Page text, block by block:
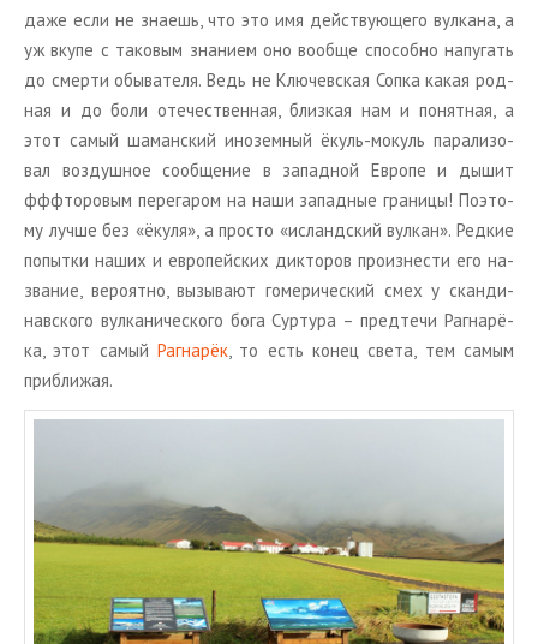
даже если не зна­ешь, что это имя дей­ству­ю­ще­го вул­ка­на, а
уж вкупе с та­ко­вым зна­ни­ем оно во­об­ще спо­соб­но на­пу­гать
до смер­ти обы­ва­те­ля. Ведь не Клю­чев­ская Сопка какая род­
ная и до боли оте­че­ствен­ная, близ­кая нам и по­нят­ная, а
этот самый ша­ман­ский ино­зем­ный ёкуль-мокуль па­ра­ли­зо­
вал воз­душ­ное со­об­ще­ние в за­пад­ной Ев­ро­пе и дышит
фффто­ро­вым пе­ре­га­ром на наши за­пад­ные гра­ни­цы! По­это­
му лучше без «ёкуля», а про­сто «ис­ланд­ский вул­кан». Ред­кие
по­пыт­ки наших и ев­ро­пей­ских дик­то­ров про­из­не­сти его на­
зва­ние, ве­ро­ят­но, вы­зы­ва­ют го­ме­ри­че­ский смех у скан­ди­
нав­ско­го вул­ка­ни­че­ско­го бога Сур­ту­ра – пред­те­чи Ра­г­на­рё­
ка, этот самый Ра­г­на­рёк , то есть конец света, тем самым
при­бли­жая.